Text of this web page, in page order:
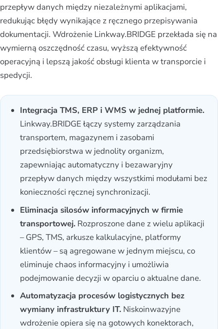
przepływ danych między niezależnymi aplikacjami,
redukując błędy wynikające z ręcznego przepisywania
dokumentacji. Wdrożenie Linkway.BRIDGE przekłada się na
wymierną oszczędność czasu, wyższą efektywność
operacyjną i lepszą jakość obsługi klienta w transporcie i
spedycji.
Integracja TMS, ERP i WMS w jednej platformie.
Linkway.BRIDGE łączy systemy zarządzania
transportem, magazynem i zasobami
przedsiębiorstwa w jednolity organizm,
zapewniając automatyczny i bezawaryjny
przepływ danych między wszystkimi modułami bez
konieczności ręcznej synchronizacji.
Eliminacja silosów informacyjnych w firmie
transportowej. Rozproszone dane z wielu aplikacji
– GPS, TMS, arkusze kalkulacyjne, platformy
klientów – są agregowane w jednym miejscu, co
eliminuje chaos informacyjny i umożliwia
podejmowanie decyzji w oparciu o aktualne dane.
Automatyzacja procesów logistycznych bez
wymiany infrastruktury IT. Niskoinwazyjne
wdrożenie opiera się na gotowych konektorach,